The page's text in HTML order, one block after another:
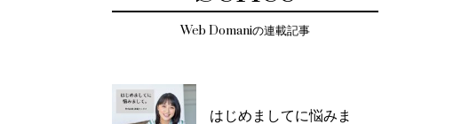
Web Domaniの連載記事
はじめましてに悩みま